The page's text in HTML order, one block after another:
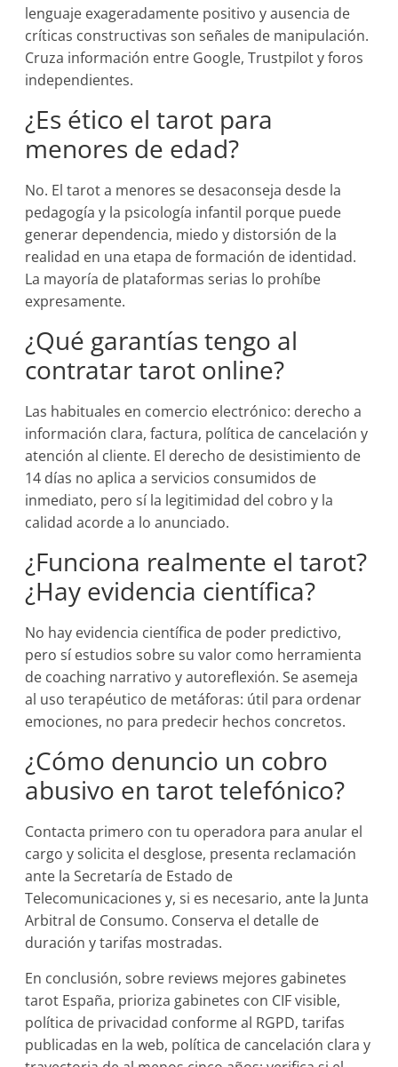
lenguaje exageradamente positivo y ausencia de
críticas constructivas son señales de manipulación.
Cruza información entre Google, Trustpilot y foros
independientes.
¿Es ético el tarot para
menores de edad?
No. El tarot a menores se desaconseja desde la
pedagogía y la psicología infantil porque puede
generar dependencia, miedo y distorsión de la
realidad en una etapa de formación de identidad.
La mayoría de plataformas serias lo prohíbe
expresamente.
¿Qué garantías tengo al
contratar tarot online?
Las habituales en comercio electrónico: derecho a
información clara, factura, política de cancelación y
atención al cliente. El derecho de desistimiento de
14 días no aplica a servicios consumidos de
inmediato, pero sí la legitimidad del cobro y la
calidad acorde a lo anunciado.
¿Funciona realmente el tarot?
¿Hay evidencia científica?
No hay evidencia científica de poder predictivo,
pero sí estudios sobre su valor como herramienta
de coaching narrativo y autoreflexión. Se asemeja
al uso terapéutico de metáforas: útil para ordenar
emociones, no para predecir hechos concretos.
¿Cómo denuncio un cobro
abusivo en tarot telefónico?
Contacta primero con tu operadora para anular el
cargo y solicita el desglose, presenta reclamación
ante la Secretaría de Estado de
Telecomunicaciones y, si es necesario, ante la Junta
Arbitral de Consumo. Conserva el detalle de
duración y tarifas mostradas.
En conclusión, sobre reviews mejores gabinetes
tarot España, prioriza gabinetes con CIF visible,
política de privacidad conforme al RGPD, tarifas
publicadas en la web, política de cancelación clara y